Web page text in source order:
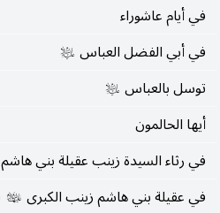
في أيام عاشوراء
في أبي الفضل العباس عليه‌السلام
توسل بالعباس عليه‌السلام
أيها الحالمون
في رثاء السيدة زينب عقيلة بني هاشم
في عقيلة بني هاشم زينب الكبرى عليها‌السلام
لو تحدّى إمّا رَديً
مؤمن الروح
فانتهِل لذّة الشهادة
تستيقظ